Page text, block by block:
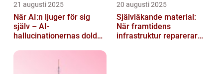
21 augusti 2025
När AI:n ljuger för sig
själv – AI-
hallucinationernas dolda
20 augusti 2025
Självläkande material:
När framtidens
infrastruktur reparerar